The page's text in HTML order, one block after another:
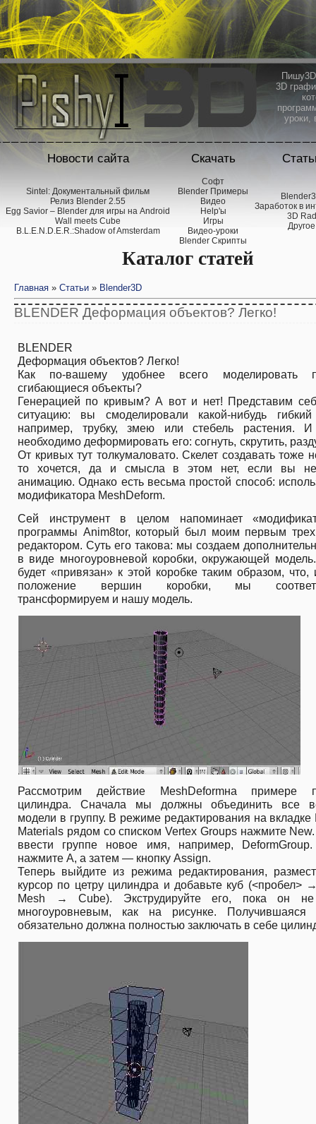
3D
уроки,
Новости сайта Скачать
Sintel: Документальный фильм
Релиз Blender 2.55
Egg Savior – Blender для игры на Android
Wall meets Cube
B.L.E.N.D.E.R.:Shadow of Amsterdam
Софт
Blender Примеры
Видео
Help'ы
Игры
Видео-уроки
Blender Скрипты
Заработок в
3D Rad
Другое
Каталог статей
Главная » Статьи » Blender3D
BLENDER Деформация объектов? Легко!
BLENDER
Деформация объектов? Легко!
Как по-вашему удобнее всего моделировать
сгибающиеся объекты?
Генерацией по кривым? А вот и нет! Представим
ситуацию: вы смоделировали какой-нибудь гибкий
например, трубку, змею или стебель растения. И
необходимо деформировать его: согнуть, скрутить,
От кривых тут толкумаловато. Скелет создавать тоже
то хочется, да и смысла в этом нет, если вы
анимацию. Однако есть весьма простой способ:
модификатора MeshDeform.
Сей инструмент в целом напоминает
программы Anim8tor, который был моим первым
редактором. Суть его такова: мы создаем
в виде многоуровневой коробки, окружающей
будет «привязан» к этой коробке таким образом, что,
положение вершин коробки, мы
трансформируем и нашу модель.
Рассмотрим действие MeshDeformна примере
цилиндра. Сначала мы должны объединить все
модели в группу. В режиме редактирования на вкладке
Materials рядом со списком Vertex Groups нажмите
ввести группе новое имя, например,
нажмите A, а затем — кнопку Assign.
Теперь выйдите из режима редактирования,
курсор по цетру цилиндра и добавьте куб
Mesh → Cube). Экструдируйте его, пока он не
многоуровневым, как на рисунке. Получившаяся
обязательно должна полностью заключать в себе